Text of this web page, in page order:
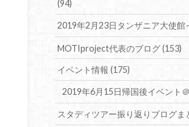
(94)
2019年2月23日タンザニア大使
MOTIproject代表のブログ(153)
イベント情報(175)
2019年6月15日帰国後イベント
スタディツアー振り返りブログ